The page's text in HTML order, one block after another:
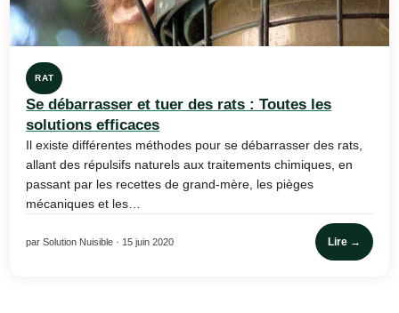
RAT
Se débarrasser et tuer des rats : Toutes les
solutions efficaces
Il existe différentes méthodes pour se débarrasser des rats,
allant des répulsifs naturels aux traitements chimiques, en
passant par les recettes de grand-mère, les pièges
mécaniques et les…
par Solution Nuisible · 15 juin 2020 Lire →